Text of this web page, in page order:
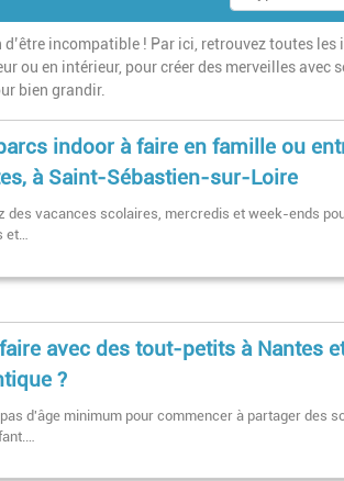
incompatible ! Par ici, retrouvez toutes
ou en intérieur, pour créer des merveilles avec
bien grandir.
indoor à faire en famille ou
à Saint-Sébastien-sur-Loire
des vacances scolaires, mercredis et week-ends
et…
avec des tout-petits à Nantes
?
d'âge minimum pour commencer à partager des